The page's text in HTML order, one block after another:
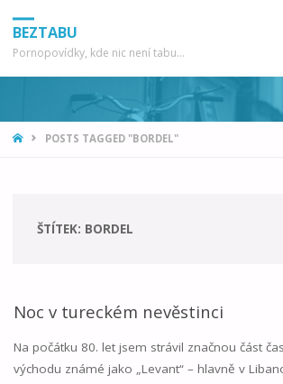
BEZTABU
Pornopovídky, kde nic není tabu...
HOMEPOSTS TAGGED "BORDEL"
ŠTÍTEK: BORDEL
Noc v tureckém nevěstinci
Na počátku 80. let jsem strávil značnou část
východu známé jako „Levant“ – hlavně v